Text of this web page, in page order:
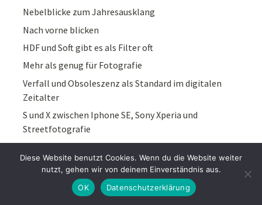
Nebelblicke zum Jahresausklang
Nach vorne blicken
HDF und Soft gibt es als Filter oft
Mehr als genug für Fotografie
Verfall und Obsoleszenz als Standard im digitalen
Zeitalter
S und X zwischen Iphone SE, Sony Xperia und
Streetfotografie
Die Lautstärketaste als Fotoauslöser im Xiaomi 15t
pro
Fotografie neu entdecken in smarten Zeiten
Autofokus im Blick
Diese Website benutzt Cookies. Wenn du die Website weiter
nutzt, gehen wir von deinem Einverständnis aus.
OK
Datenschutzerklärung